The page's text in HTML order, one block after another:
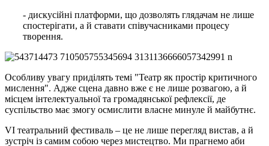
- дискусійні платформи, що дозволять глядачам не лише
спостерігати, а й ставати співучасниками процесу
творення.
Особливу увагу приділять темі "Театр як простір критичного
мислення". Адже сцена давно вже є не лише розвагою, а й
місцем інтелектуальної та громадянської рефлексії, де
суспільство має змогу осмислити власне минуле й майбутнє.
VI театральний фестиваль – це не лише перегляд вистав, а й
зустріч із самим собою через мистецтво. Ми прагнемо аби